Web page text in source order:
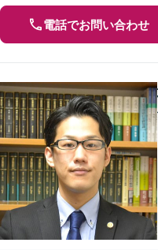
電話でお問い合わせ